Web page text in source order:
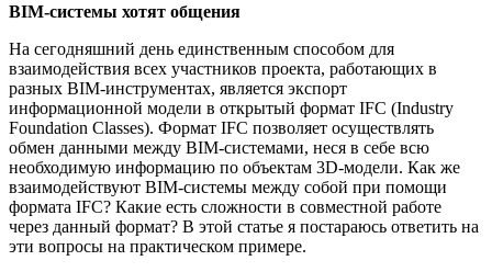
BIM-системы хотят общения
На сегодняшний день единственным способом для
взаимодействия всех участников проекта, работающих в
разных BIM-инструментах, является экспорт
информационной модели в открытый формат IFC (Industry
Foundation Classes). Формат IFC позволяет осуществлять
обмен данными между BIM-системами, неся в себе всю
необходимую информацию по объектам 3D-модели. Как же
взаимодействуют BIM-системы между собой при помощи
формата IFC? Какие есть сложности в совместной работе
через данный формат? В этой статье я постараюсь ответить на
эти вопросы на практическом примере.